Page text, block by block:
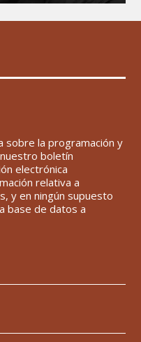
sobre la programación y
boletín
electrónica
relativa a
y en ningún supuesto
base de datos a